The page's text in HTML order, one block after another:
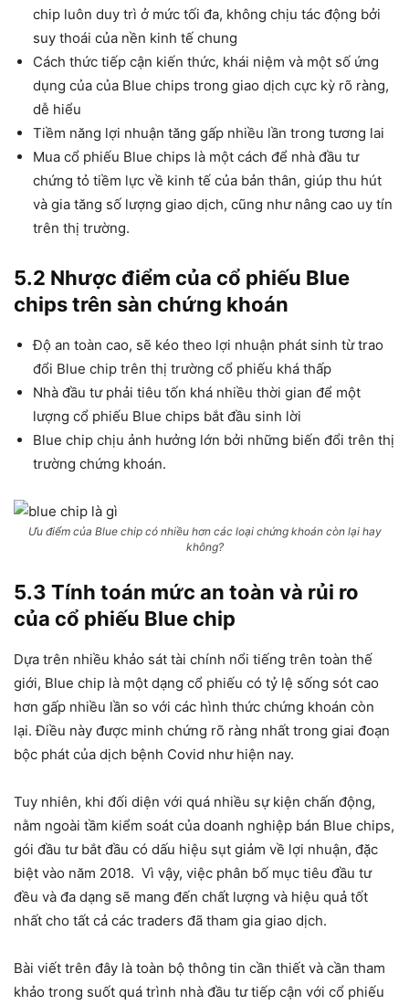
chip luôn duy trì ở mức tối đa, không chịu tác động bởi
suy thoái của nền kinh tế chung
Cách thức tiếp cận kiến thức, khái niệm và một số ứng
dụng của của Blue chips trong giao dịch cực kỳ rõ ràng,
dễ hiểu
Tiềm năng lợi nhuận tăng gấp nhiều lần trong tương lai
Mua cổ phiếu Blue chips là một cách để nhà đầu tư
chứng tỏ tiềm lực về kinh tế của bản thân, giúp thu hút
và gia tăng số lượng giao dịch, cũng như nâng cao uy tín
trên thị trường.
5.2 Nhược điểm của cổ phiếu Blue
chips trên sàn chứng khoán
Độ an toàn cao, sẽ kéo theo lợi nhuận phát sinh từ trao
đổi Blue chip trên thị trường cổ phiếu khá thấp
Nhà đầu tư phải tiêu tốn khá nhiều thời gian để một
lượng cổ phiếu Blue chips bắt đầu sinh lời
Blue chip chịu ảnh hưởng lớn bởi những biến đổi trên thị
trường chứng khoán.
Ưu điểm của Blue chip có nhiều hơn các loại chứng khoán còn lại hay
không?
5.3 Tính toán mức an toàn và rủi ro
của cổ phiếu Blue chip
Dựa trên nhiều khảo sát tài chính nổi tiếng trên toàn thế
giới, Blue chip là một dạng cổ phiếu có tỷ lệ sống sót cao
hơn gấp nhiều lần so với các hình thức chứng khoán còn
lại. Điều này được minh chứng rõ ràng nhất trong giai đoạn
bộc phát của dịch bệnh Covid như hiện nay.
Tuy nhiên, khi đối diện với quá nhiều sự kiện chấn động,
nằm ngoài tầm kiểm soát của doanh nghiệp bán Blue chips,
gói đầu tư bắt đầu có dấu hiệu sụt giảm về lợi nhuận, đặc
biệt vào năm 2018. Vì vậy, việc phân bố mục tiêu đầu tư
đều và đa dạng sẽ mang đến chất lượng và hiệu quả tốt
nhất cho tất cả các traders đã tham gia giao dịch.
Bài viết trên đây là toàn bộ thông tin cần thiết và cần tham
khảo trong suốt quá trình nhà đầu tư tiếp cận với cổ phiếu